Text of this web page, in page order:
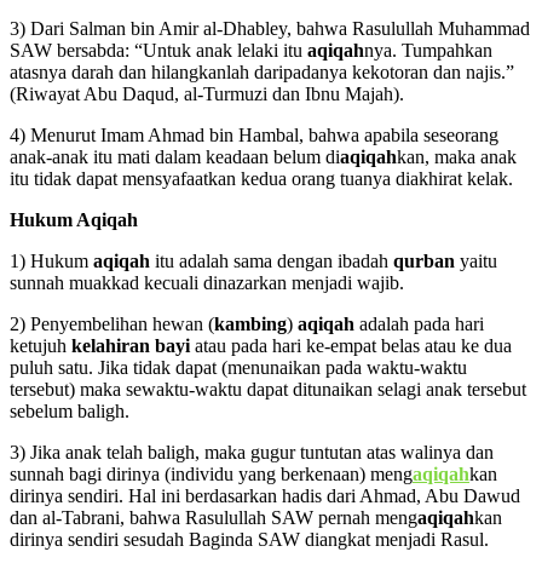
3) Dari Salman bin Amir al-Dhabley, bahwa Rasulullah Muhammad
SAW bersabda: “Untuk anak lelaki itu aqiqahnya. Tumpahkan
atasnya darah dan hilangkanlah daripadanya kekotoran dan najis.”
(Riwayat Abu Daqud, al-Turmuzi dan Ibnu Majah).
4) Menurut Imam Ahmad bin Hambal, bahwa apabila seseorang
anak-anak itu mati dalam keadaan belum diaqiqahkan, maka anak
itu tidak dapat mensyafaatkan kedua orang tuanya diakhirat kelak.
Hukum Aqiqah
1) Hukum aqiqah itu adalah sama dengan ibadah qurban yaitu
sunnah muakkad kecuali dinazarkan menjadi wajib.
2) Penyembelihan hewan (kambing) aqiqah adalah pada hari
ketujuh kelahiran bayiatau pada hari ke-empat belas atau ke dua
puluh satu. Jika tidak dapat (menunaikan pada waktu-waktu
tersebut) maka sewaktu-waktu dapat ditunaikan selagi anak tersebut
sebelum baligh.
3) Jika anak telah baligh, maka gugur tuntutan atas walinya dan
sunnah bagi dirinya (individu yang berkenaan) mengaqiqahkan
dirinya sendiri. Hal ini berdasarkan hadis dari Ahmad, Abu Dawud
dan al-Tabrani, bahwa Rasulullah SAW pernah mengaqiqahkan
dirinya sendiri sesudah Baginda SAW diangkat menjadi Rasul.